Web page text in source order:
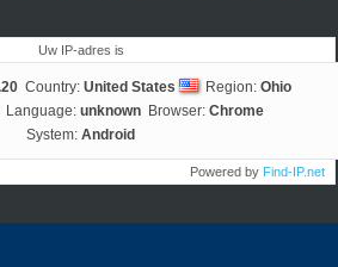
Uw IP-adres is
Country: United States Region: Ohio
Language: unknown Browser: Chrome
System: Android
Powered by Find-IP.net